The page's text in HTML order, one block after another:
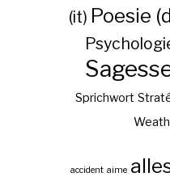
(it) Poesie
Sprichwort
accident aime